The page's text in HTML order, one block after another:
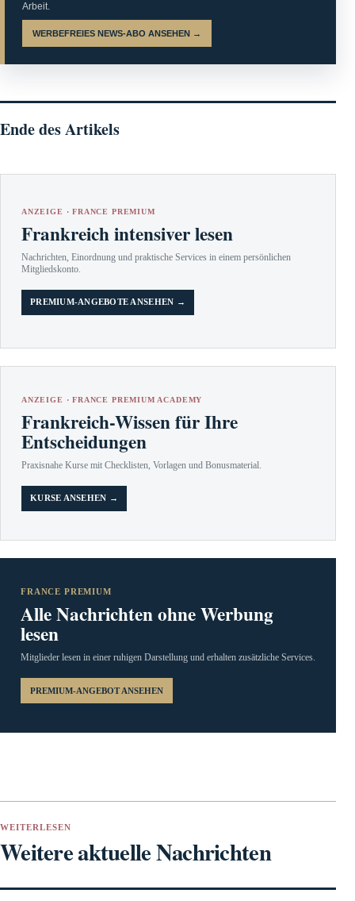
Arbeit.
WERBEFREIES NEWS-ABO ANSEHEN →
Ende des Artikels
ANZEIGE · FRANCE PREMIUM
Frankreich intensiver lesen
Nachrichten, Einordnung und praktische Services in einem persönlichen
Mitgliedskonto.
PREMIUM-ANGEBOTE ANSEHEN →
ANZEIGE · FRANCE PREMIUM ACADEMY
Frankreich-Wissen für Ihre
Entscheidungen
Praxisnahe Kurse mit Checklisten, Vorlagen und Bonusmaterial.
KURSE ANSEHEN →
FRANCE PREMIUM
Alle Nachrichten ohne Werbung
lesen
Mitglieder lesen in einer ruhigen Darstellung und erhalten zusätzliche Services.
PREMIUM-ANGEBOT ANSEHEN
WEITERLESEN
Weitere aktuelle Nachrichten